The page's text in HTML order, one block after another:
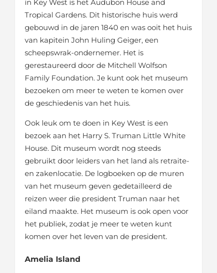
in Key West is het Audubon House and
Tropical Gardens. Dit historische huis werd
gebouwd in de jaren 1840 en was ooit het huis
van kapitein John Huling Geiger, een
scheepswrak-ondernemer. Het is
gerestaureerd door de Mitchell Wolfson
Family Foundation. Je kunt ook het museum
bezoeken om meer te weten te komen over
de geschiedenis van het huis.
Ook leuk om te doen in Key West is een
bezoek aan het Harry S. Truman Little White
House. Dit museum wordt nog steeds
gebruikt door leiders van het land als retraite-
en zakenlocatie. De logboeken op de muren
van het museum geven gedetailleerd de
reizen weer die president Truman naar het
eiland maakte. Het museum is ook open voor
het publiek, zodat je meer te weten kunt
komen over het leven van de president.
Amelia Island